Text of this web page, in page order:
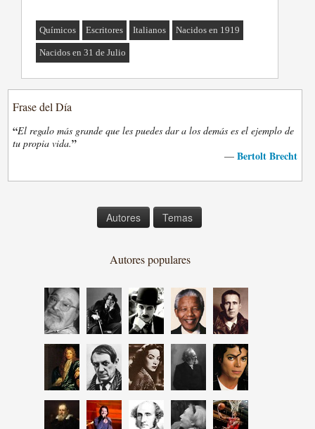
Químicos Escritores Italianos Nacidos en 1919
Nacidos en 31 de Julio
Frase del Día
“El regalo más grande que les puedes dar a los demás es el ejemplo de
tu propia vida.”
— Bertolt Brecht
Autores Temas
Autores populares